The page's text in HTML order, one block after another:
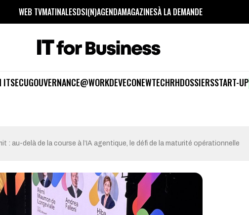
WEB TVMATINALESDSI(N)AGENDAMAGAZINESÀ LA DEMANDE
ITSECUGOUVERNANCE@WORKDEVECONEWTECHRHDOSSIERSSTART-UP
: au-delà de la course à l’IA agentique, le défi de la maturité opérationnelle